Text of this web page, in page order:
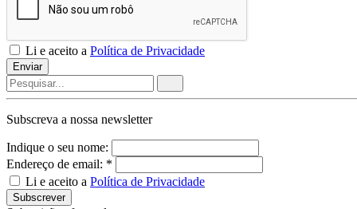
Li e aceito a Política de Privacidade
Enviar
Subscreva a nossa newsletter
Indique o seu nome:
Endereço de email: *
Li e aceito a Política de Privacidade
Subscrever